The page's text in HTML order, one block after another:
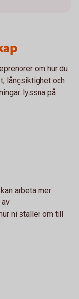
om hur du
långsiktighet och
lyssna på
arbeta mer
av
ni ställer om till